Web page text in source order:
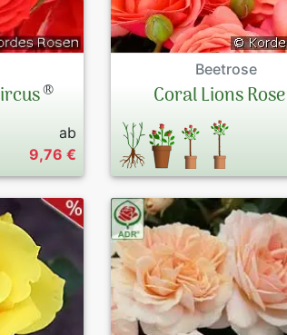
®
ab
9,76 €
Beetrose
Coral Lions Rose